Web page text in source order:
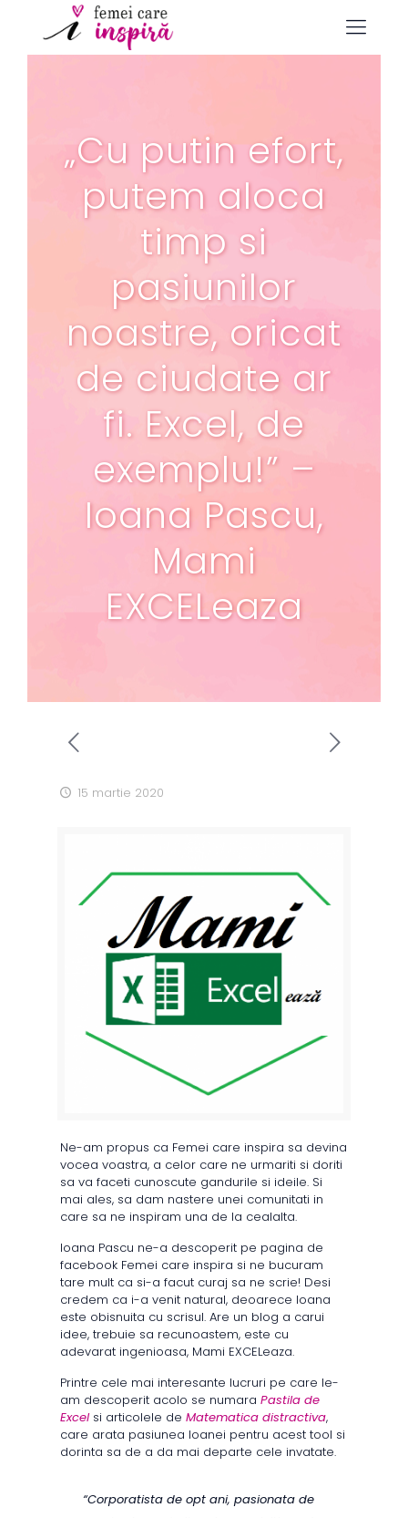
„Cu putin efort,
putem aloca
timp si
pasiunilor
noastre, oricat
de ciudate ar
fi. Excel, de
exemplu!” –
Ioana Pascu,
Mami
EXCELeaza
15 martie 2020
Ne-am propus ca Femei care inspira sa devina
vocea voastra, a celor care ne urmariti si doriti
sa va faceti cunoscute gandurile si ideile. Si
mai ales, sa dam nastere unei comunitati in
care sa ne inspiram una de la cealalta.
Ioana Pascu ne-a descoperit pe pagina de
facebook Femei care inspira si ne bucuram
tare mult ca si-a facut curaj sa ne scrie! Desi
credem ca i-a venit natural, deoarece Ioana
este obisnuita cu scrisul. Are un blog a carui
idee, trebuie sa recunoastem, este cu
adevarat ingenioasa, Mami EXCELeaza.
Printre cele mai interesante lucruri pe care le-
am descoperit acolo se numaraPastila de
Excel si articolele deMatematica distractiva,
care arata pasiunea Ioanei pentru acest tool si
dorinta sa de a da mai departe cele invatate.
“Corporatista de opt ani, pasionata de